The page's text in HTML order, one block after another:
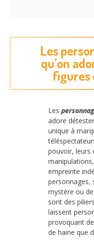
Les
qu’on
figures
Les
adore
unique à
pouvoir, leurs
empreinte
personnages,
mystère ou
sont des
laissent
provoquant
de haine que